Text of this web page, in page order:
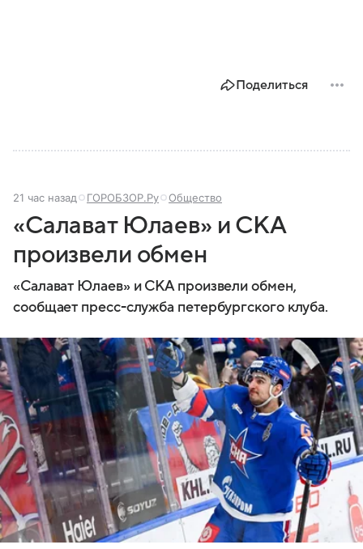
Поделиться
21 час назад ГОРОБЗОР.Ру Общество
«Салават Юлаев» и СКА
произвели обмен
«Салават Юлаев» и СКА произвели обмен,
сообщает пресс-служба петербургского клуба.